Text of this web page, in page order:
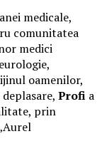
medicale,
comunitatea
medici
oamenilor,
Profi a
prin